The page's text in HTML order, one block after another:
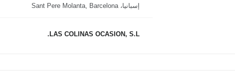
إسبانيا، Sant Pere Molanta, Barcelona
LAS COLINAS OCASION, S.L.